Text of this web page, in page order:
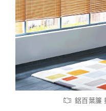
鋁百葉簾